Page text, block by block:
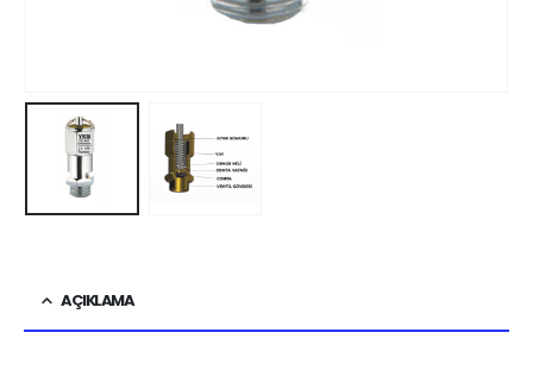
AÇIKLAMA